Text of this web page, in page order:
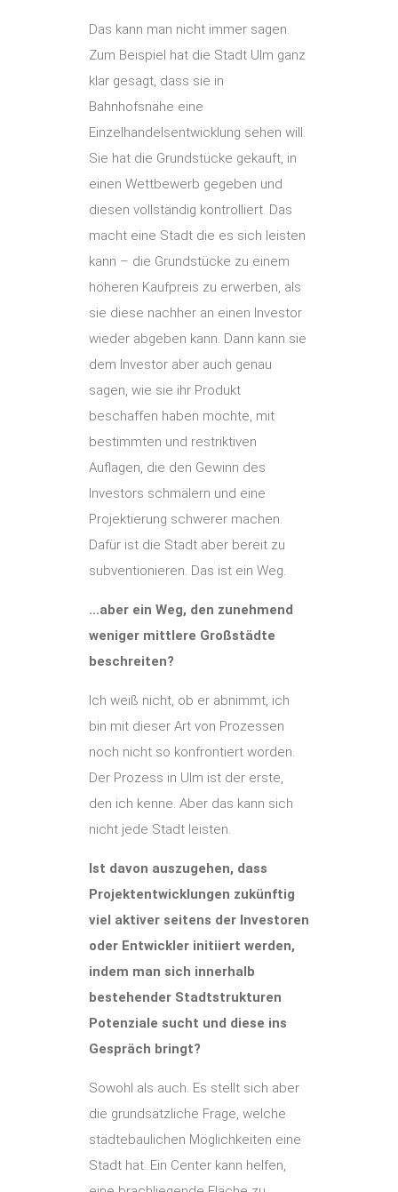
Das kann man nicht immer sagen.
Zum Beispiel hat die Stadt Ulm ganz
klar gesagt, dass sie in
Bahnhofsnähe eine
Einzelhandelsentwicklung sehen will.
Sie hat die Grundstücke gekauft, in
einen Wettbewerb gegeben und
diesen vollständig kontrolliert. Das
macht eine Stadt die es sich leisten
kann – die Grundstücke zu einem
höheren Kaufpreis zu erwerben, als
sie diese nachher an einen Investor
wieder abgeben kann. Dann kann sie
dem Investor aber auch genau
sagen, wie sie ihr Produkt
beschaffen haben möchte, mit
bestimmten und restriktiven
Auflagen, die den Gewinn des
Investors schmälern und eine
Projektierung schwerer machen.
Dafür ist die Stadt aber bereit zu
subventionieren. Das ist ein Weg.
…aber ein Weg, den zunehmend
weniger mittlere Großstädte
beschreiten?
Ich weiß nicht, ob er abnimmt, ich
bin mit dieser Art von Prozessen
noch nicht so konfrontiert worden.
Der Prozess in Ulm ist der erste,
den ich kenne. Aber das kann sich
nicht jede Stadt leisten.
Ist davon auszugehen, dass
Projektentwicklungen zukünftig
viel aktiver seitens der Investoren
oder Entwickler initiiert werden,
indem man sich innerhalb
bestehender Stadtstrukturen
Potenziale sucht und diese ins
Gespräch bringt?
Sowohl als auch. Es stellt sich aber
die grundsätzliche Frage, welche
städtebaulichen Möglichkeiten eine
Stadt hat. Ein Center kann helfen,